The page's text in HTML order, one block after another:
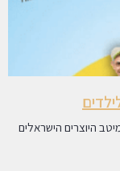
היוצרים הישראלים